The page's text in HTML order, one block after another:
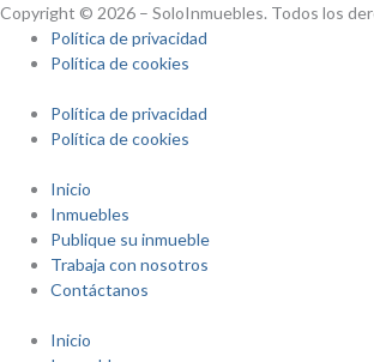
Copyright © 2026 – SoloInmuebles. Todos los
Política de privacidad
Política de cookies
Política de privacidad
Política de cookies
Inicio
Inmuebles
Publique su inmueble
Trabaja con nosotros
Contáctanos
Inicio